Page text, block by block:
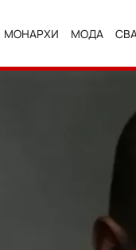
МОНАРХИ МОДА